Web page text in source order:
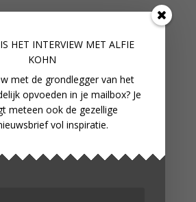
Opgeven
1 van
HET INTERVIEW MET ALFIE
KOHN
met de grondlegger van het
opvoeden in je mailbox? Je
meteen ook de gezellige
vol inspiratie.